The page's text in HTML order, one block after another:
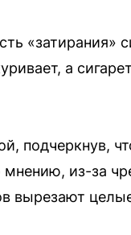
«затирания»
а
подчеркнув,
мнению, из-за
вырезают